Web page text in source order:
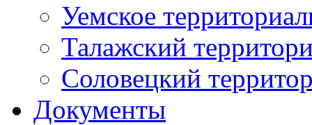
Уемское
Талажский
Соловецкий
Документы